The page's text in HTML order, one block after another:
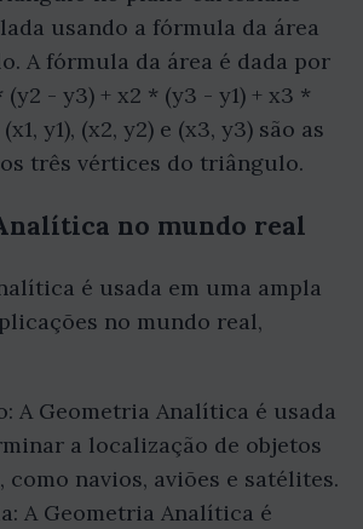
usando a fórmula da área
A fórmula da área é dada por
(y2 - y3) + x2 * (y3 - y1) + x3 *
y1), (x2, y2) e (x3, y3) são as
três vértices do triângulo.
no mundo real
é usada em uma ampla
no mundo real,
A Geometria Analítica é usada
a localização de objetos
como navios, aviões e satélites.
A Geometria Analítica é